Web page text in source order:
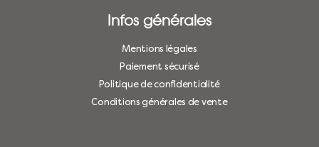
Infos générales
Mentions légales
Paiement sécurisé
Politique de confidentialité
Conditions générales de vente